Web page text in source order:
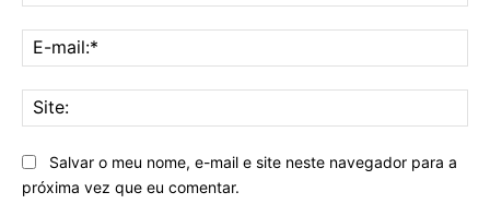
Salvar o meu nome, e-mail e site neste navegador para a
próxima vez que eu comentar.